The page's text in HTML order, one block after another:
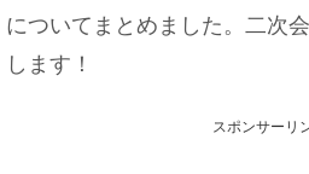
についてまとめました。二次
します！
スポンサーリ